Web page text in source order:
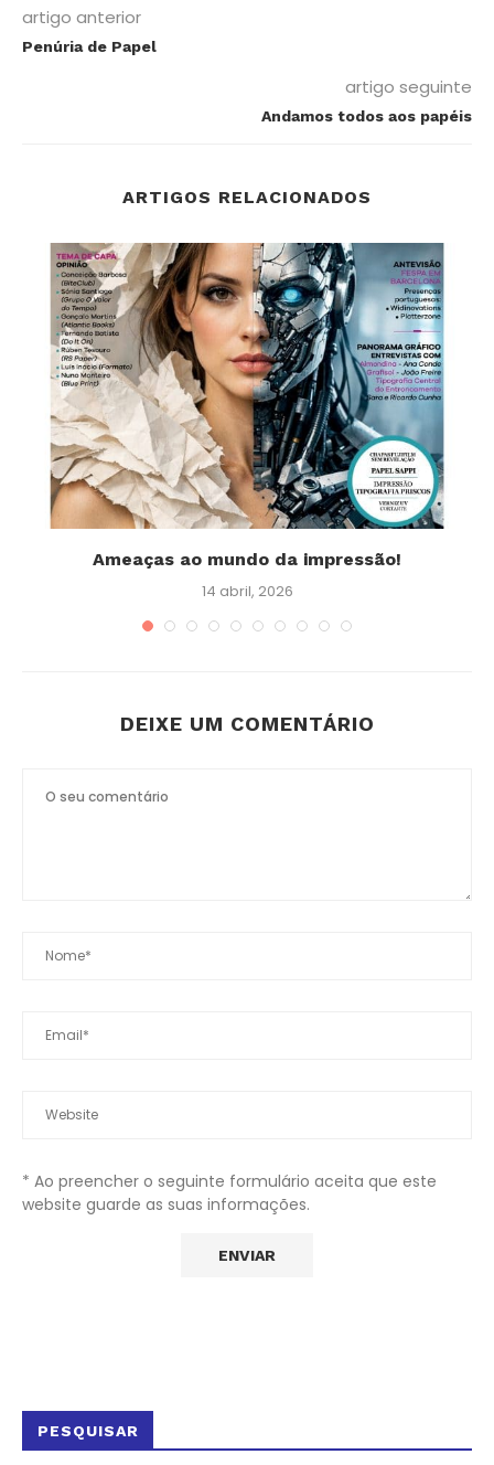
artigo anterior
Penúria de Papel
artigo seguinte
Andamos todos aos papéis
ARTIGOS RELACIONADOS
Ameaças ao mundo da impressão!
14 abril, 2026
DEIXE UM COMENTÁRIO
* Ao preencher o seguinte formulário aceita que este
website guarde as suas informações.
PESQUISAR